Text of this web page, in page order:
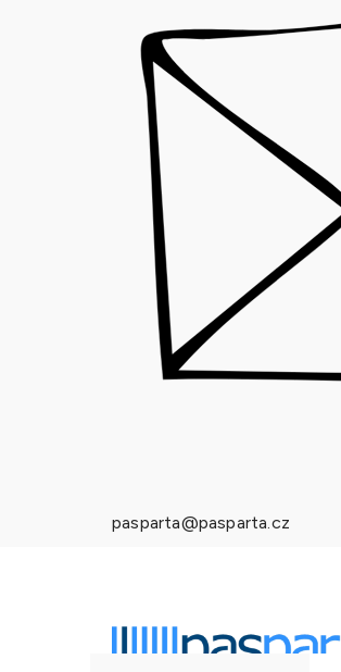
pasparta@pasparta.cz